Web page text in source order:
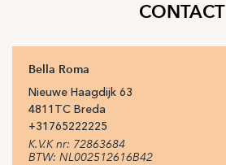
CONTACT
Bella Roma
Nieuwe Haagdijk 63
4811TC Breda
+31 765222225
K.V.K nr: 72863684
BTW: NL002512616B42